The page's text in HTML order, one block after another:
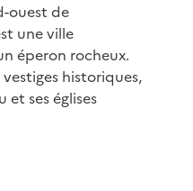
ouest de
une ville
éperon rocheux.
historiques,
ses églises